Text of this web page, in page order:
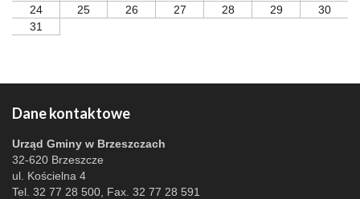
24
25 26 27 28 29
30
31
Dane kontaktowe
Urząd Gminy w Brzeszczach
32-620 Brzeszcze
ul. Kościelna 4
Tel. 32 77 28 500, Fax. 32 77 28 591